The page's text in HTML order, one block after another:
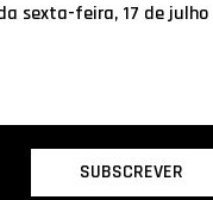
sexta-feira, 17 de julho
SUBSCREVER